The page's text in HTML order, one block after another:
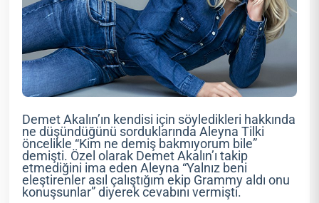
Demet Akalın’ın kendisi için söyledikleri hakkında
ne düşündüğünü sorduklarında Aleyna Tilki
öncelikle “Kim ne demiş bakmıyorum bile”
demişti. Özel olarak Demet Akalın’ı takip
etmediğini ima eden Aleyna “Yalnız beni
eleştirenler asıl çalıştığım ekip Grammy aldı onu
konuşsunlar” diyerek cevabını vermişti.